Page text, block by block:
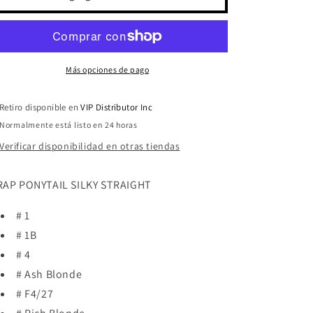
PONYTAIL
SILKY
STRAIGHT
24&quot;
PONYTAIL
SILKY
STRAIGHT
24&quot;
(FINAL
Más opciones de pago
Retiro disponible enVIP Distributor Inc
Normalmente está listo en 24 horas
Verificar disponibilidad en otras tiendas
PONYTAIL SILKY STRAIGHT
# 1
# 1B
# 4
# Ash Blonde
# F4/27